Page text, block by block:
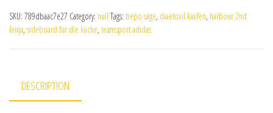
SKU: 789dbaac7e27 Category: null Tags: bepo säge, diaetoxil kaufen, harbour 2nd
fenja, sideboard für die küche, teamsport adidas
DESCRIPTION